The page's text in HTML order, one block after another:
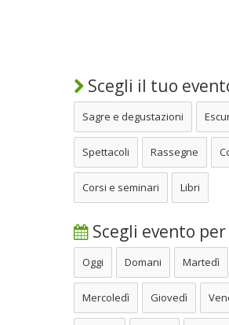
Scegli il tuo
Sagre e degustazioni
Spettacoli Rassegne
Corsi e seminari Libri
Scegli evento
Oggi Domani Martedì
Mercoledì Giovedì